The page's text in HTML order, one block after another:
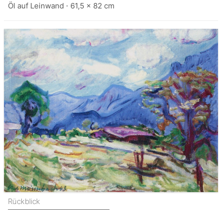
Öl auf Leinwand ⋅ 61,5 x 82 cm
Rückblick